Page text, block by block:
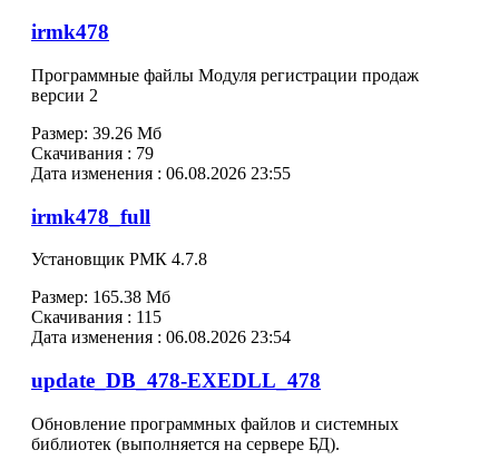
irmk478
Программные файлы Модуля регистрации продаж
версии 2
Размер: 39.26 Мб
Скачивания : 79
Дата изменения : 06.08.2026 23:55
irmk478_full
Установщик РМК 4.7.8
Размер: 165.38 Мб
Скачивания : 115
Дата изменения : 06.08.2026 23:54
update_DB_478-EXEDLL_478
Обновление программных файлов и системных
библиотек (выполняется на сервере БД).